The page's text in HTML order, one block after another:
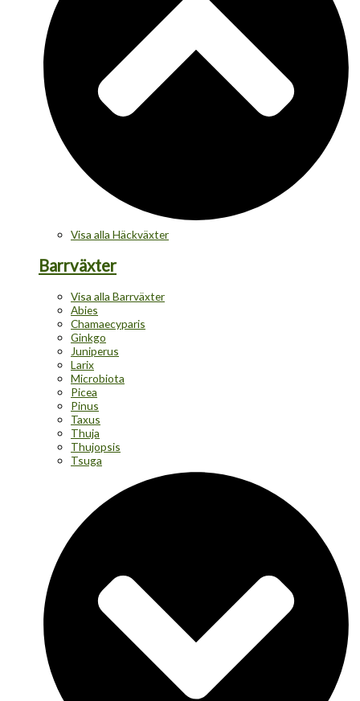
Visa alla Häckväxter
Barrväxter
Visa alla Barrväxter
Abies
Chamaecyparis
Ginkgo
Juniperus
Larix
Microbiota
Picea
Pinus
Taxus
Thuja
Thujopsis
Tsuga